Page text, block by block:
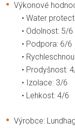
Výkonové
• Water
• Odolnost: 5/6
• Podpora: 6/6
•
• Prodyšnost:
• Izolace: 3/6
• Lehkost: 4/6
Výrobce: